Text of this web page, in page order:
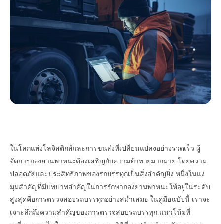
ในโลกแห่งโลจิสติกส์และการขนส่งที่เปลี่ยนแปลงอย่างรวดเร็ว ผู้
จัดการกองยานพาหนะต้องเผชิญกับความท้าทายมากมาย โดยความ
ปลอดภัยและประสิทธิภาพของรถบรรทุกเป็นสิ่งสำคัญยิ่ง หนึ่งในแง่
มุมสำคัญที่มีบทบาทสำคัญในการรักษากองยานพาหนะให้อยู่ในระดับ
สูงสุดคือการตรวจสอบรถบรรทุกอย่างสม่ำเสมอ ในคู่มือฉบับนี้ เราจะ
เจาะลึกถึงความสำคัญของการตรวจสอบรถบรรทุก แนวโน้มที่